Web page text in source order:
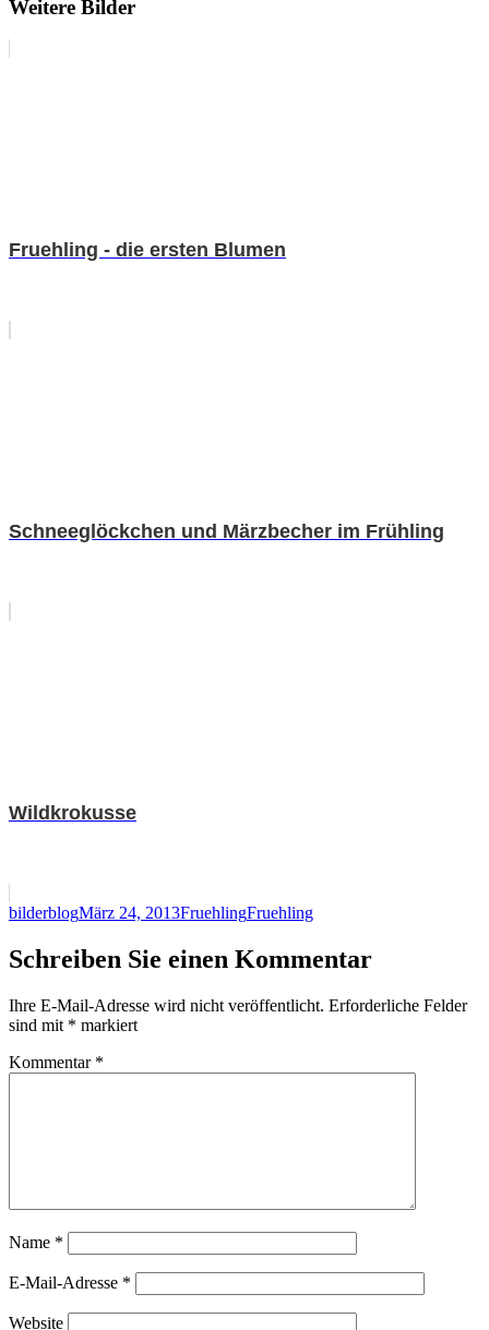
Weitere Bilder
Fruehling - die ersten Blumen
Schneeglöckchen und Märzbecher im Frühling
Wildkrokusse
Autor
bilderblogVeröffentlicht
März 24, 2013Kategorien
FruehlingSchlagwörter
Fruehling
Schreiben Sie einen Kommentar
Ihre E-Mail-Adresse wird nicht veröffentlicht. Erforderliche Felder
sind mit * markiert
Kommentar *
Name *
E-Mail-Adresse *
Website